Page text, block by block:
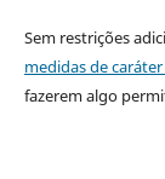
Sem restrições
medidas de
fazerem algo